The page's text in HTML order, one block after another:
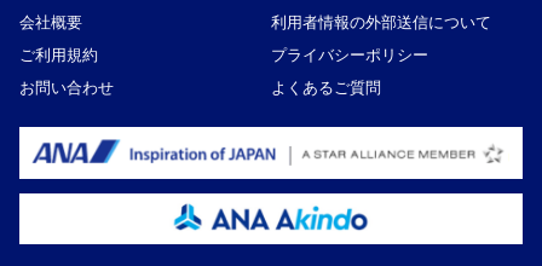
会社概要
利用者情報の外部送信について
ご利用規約
プライバシーポリシー
お問い合わせ
よくあるご質問